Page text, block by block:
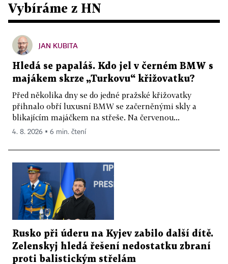
Vybíráme z HN
JAN KUBITA
Hledá se papaláš. Kdo jel v černém BMW s
majákem skrze „Turkovu“ křižovatku?
Před několika dny se do jedné pražské křižovatky
přihnalo obří luxusní BMW se začerněnými skly a
blikajícím majáčkem na střeše. Na červenou...
4. 8. 2026 ▪ 6 min. čtení
Rusko při úderu na Kyjev zabilo další dítě.
Zelenskyj hledá řešení nedostatku zbraní
proti balistickým střelám